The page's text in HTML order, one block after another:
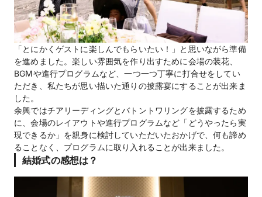
「とにかくゲストに楽しんでもらいたい！」と思いながら準備
を進めました。楽しい雰囲気を作り出すために会場の装花、
BGMや進行プログラムなど、一つ一つ丁寧に打合せをしてい
ただき、私たちが思い描いた通りの披露宴にすることが出来ま
した。
余興ではチアリーディングとバトントワリングを披露するため
に、会場のレイアウトや進行プログラムなど「どうやったら実
現できるか」を親身に検討していただいたおかげで、何も諦め
ることなく、プログラムに取り入れることが出来ました。
結婚式の感想は？